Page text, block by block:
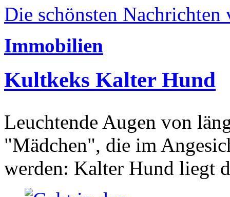
Die schönsten Nachrichten
Immobilien
Kultkeks Kalter Hund
Leuchtende Augen von
"Mädchen", die im
werden: Kalter Hund liegt